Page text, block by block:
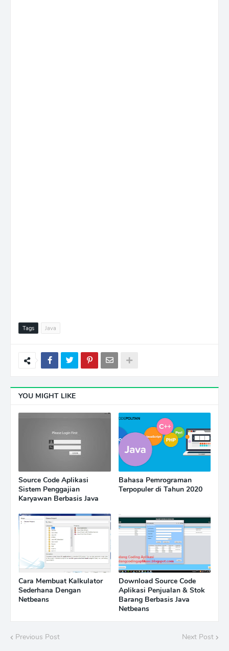
Tags Java
YOU MIGHT LIKE
Source Code Aplikasi
Sistem Penggajian
Karyawan Berbasis Java
Bahasa Pemrograman
Terpopuler di Tahun 2020
Cara Membuat Kalkulator
Sederhana Dengan
Netbeans
Download Source Code
Aplikasi Penjualan & Stok
Barang Berbasis Java
Netbeans
Previous Post Next Post